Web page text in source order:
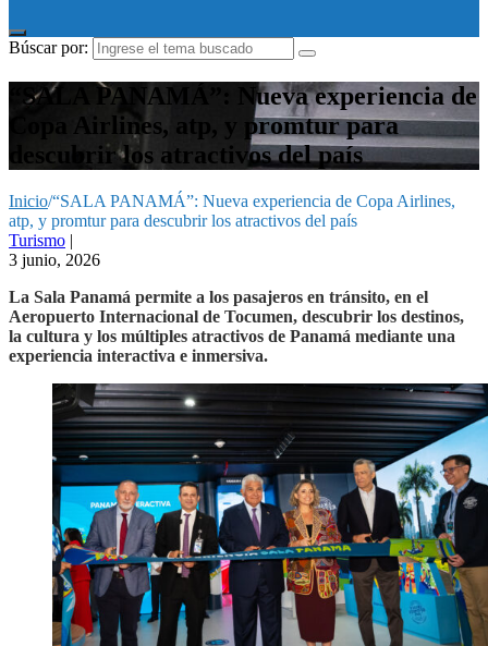
Búscar por:
“SALA PANAMÁ”: Nueva experiencia de
Copa Airlines, atp, y promtur para
descubrir los atractivos del país
Inicio/“SALA PANAMÁ”: Nueva experiencia de Copa Airlines,
atp, y promtur para descubrir los atractivos del país
Turismo |
3 junio, 2026
La Sala Panamá permite a los pasajeros en tránsito, en el
Aeropuerto Internacional de Tocumen, descubrir los destinos,
la cultura y los múltiples atractivos de Panamá mediante una
experiencia interactiva e inmersiva.